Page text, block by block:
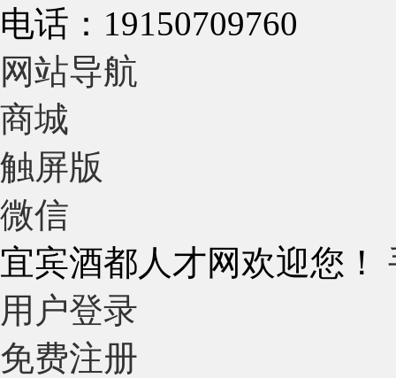
电话：19150709760
网站导航
商城
触屏版
微信
宜宾酒都人才网欢迎您！
用户登录
免费注册